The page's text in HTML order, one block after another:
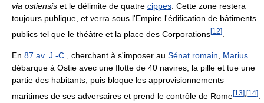
via ostiensis et le délimite de quatre cippes . Cette zone restera
toujours publique, et verra sous l'Empire l'édification de bâtiments
publics tel que le théâtre et la place des Corporations[12]
En 87 av. J.-C. , cherchant à s'imposer au Sénat romain
Marius
débarque à Ostie avec une flotte de 40 navires, la pille et tue une
partie des habitants, puis bloque les approvisionnements
maritimes de ses adversaires et prend le contrôle de Rome[13] [14]